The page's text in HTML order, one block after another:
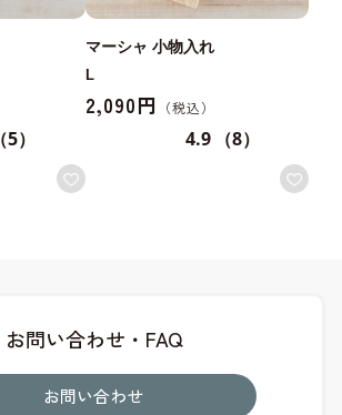
（5）
マーシャ 小物入れ
L
2,090円
4.9 （8）
お問い合わせ・FAQ
お問い合わせ